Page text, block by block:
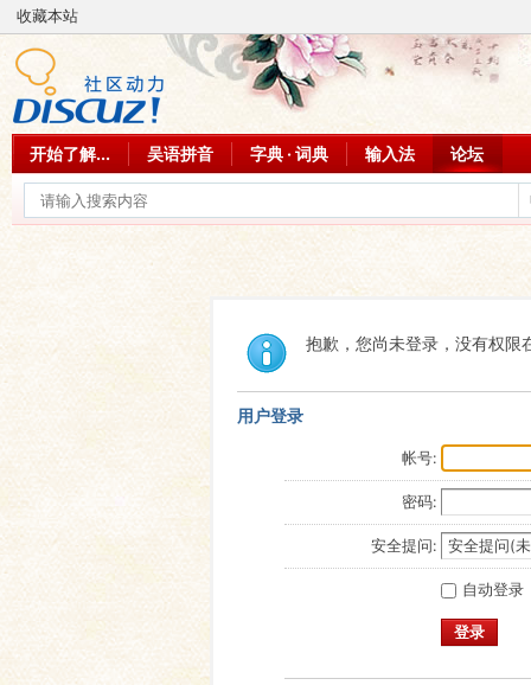
收藏本站
开始了解... 吴语拼音 字典 · 词典 输入法 论坛
抱歉，您尚未登录，没有权限
用户登录
帐号:
密码:
安全提问:
自动登录
登录